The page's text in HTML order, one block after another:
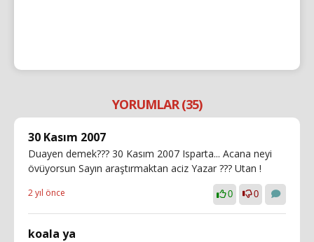
YORUMLAR (35)
30 Kasım 2007
Duayen demek??? 30 Kasım 2007 Isparta... Acana neyi
övüyorsun Sayın araştırmaktan aciz Yazar ??? Utan !
2 yıl önce 0 0
koala ya